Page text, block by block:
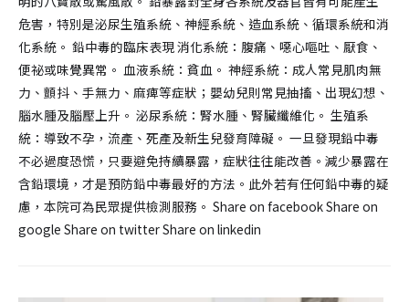
危害，特別是泌尿生殖系統、神經系統、造血系統、循環系統和消
化系統。 鉛中毒的臨床表現 消化系統：腹痛、噁心嘔吐、厭食、
便祕或味覺異常。 血液系統：貧血。 神經系統：成人常見肌肉無
力、顫抖、手無力、麻痺等症狀；嬰幼兒則常見抽搐、出現幻想、
腦水腫及腦壓上升。 泌尿系統：腎水腫、腎臟纖維化。 生殖系
統：導致不孕，流產、死產及新生兒發育障礙。 一旦發現鉛中毒
不必過度恐慌，只要避免持續暴露，症狀往往能改善。減少暴露在
含鉛環境，才是預防鉛中毒最好的方法。此外若有任何鉛中毒的疑
慮，本院可為民眾提供檢測服務。 Share on facebook Share on
google Share on twitter Share on linkedin